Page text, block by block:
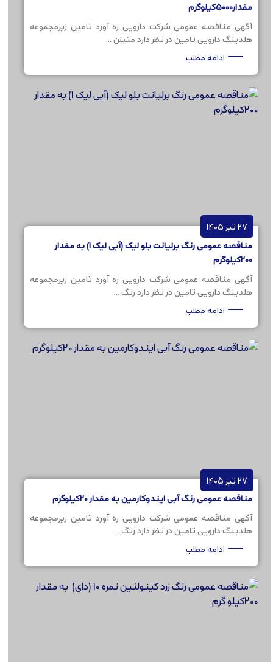
مقدار5000کیلوگرم
آگهی مناقصه عمومی شرکت دارویی ره آورد تامین زیرمجموعه
هلدینگ دارویی تامین در نظر دارد متیلن ...
ادامه مطلب
27 تیر 1405
مناقصه عمومی رنگ برلیانت بلو لیک (آبی لیک 1) به مقدار
200کیلوگرم
آگهی مناقصه عمومی شرکت دارویی ره آورد تامین زیرمجموعه
هلدینگ دارویی تامین در نظر دارد رنگ ...
ادامه مطلب
27 تیر 1405
مناقصه عمومی رنگ آبی ایندوکارمین به مقدار 20کیلوگرم
آگهی مناقصه عمومی شرکت دارویی ره آورد تامین زیرمجموعه
هلدینگ دارویی تامین در نظر دارد رنگ ...
ادامه مطلب